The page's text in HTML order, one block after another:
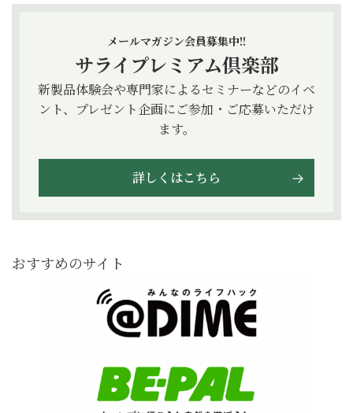
メールマガジン会員募集中!!
サライプレミアム倶楽部
新製品体験会や専門家によるセミナーなどのイベ
ント、プレゼント企画にご参加・ご応募いただけ
ます。
詳しくはこちら
おすすめのサイト